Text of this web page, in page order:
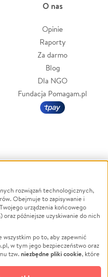
O nas
Opinie
Raporty
Za darmo
Blog
Dla NGO
Fundacja Pomagam.pl
Powódź
Wichura
NGO
Edukacja
Podróż
Impreza
rozwiązań technologicznych,
Obejmuje to zapisywanie i
urządzenia końcowego
późniejsze uzyskiwanie do nich
po to, aby zapewnić
w tym jego bezpieczeństwo oraz
tzw.niezbędne pliki cookie, które
cookie